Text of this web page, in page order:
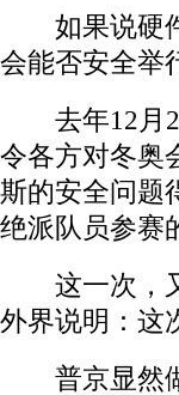
如果说硬件
会能否安全举
去年12月29
令各方对冬奥
斯的安全问题
绝派队员参赛
这一次，又
外界说明：这
普京显然做